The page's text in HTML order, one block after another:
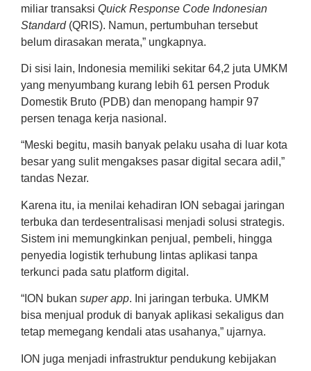
miliar transaksi Quick Response Code Indonesian
Standard (QRIS). Namun, pertumbuhan tersebut
belum dirasakan merata,” ungkapnya.
Di sisi lain, Indonesia memiliki sekitar 64,2 juta UMKM
yang menyumbang kurang lebih 61 persen Produk
Domestik Bruto (PDB) dan menopang hampir 97
persen tenaga kerja nasional.
“Meski begitu, masih banyak pelaku usaha di luar kota
besar yang sulit mengakses pasar digital secara adil,”
tandas Nezar.
Karena itu, ia menilai kehadiran ION sebagai jaringan
terbuka dan terdesentralisasi menjadi solusi strategis.
Sistem ini memungkinkan penjual, pembeli, hingga
penyedia logistik terhubung lintas aplikasi tanpa
terkunci pada satu platform digital.
“ION bukan super app. Ini jaringan terbuka. UMKM
bisa menjual produk di banyak aplikasi sekaligus dan
tetap memegang kendali atas usahanya,” ujarnya.
ION juga menjadi infrastruktur pendukung kebijakan